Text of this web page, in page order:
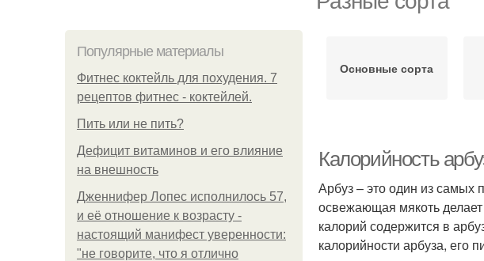
Популярные материалы
Фитнес коктейль для похудения. 7
рецептов фитнес - коктейлей.
Пить или не пить?
Дефицит витаминов и его влияние
на внешность
Дженнифер Лопес исполнилось 57,
и её отношение к возрасту -
настоящий манифест уверенности:
"не говорите, что я отлично
Основные сорта
Калорийность
Арбуз – это один из самых
освежающая мякоть
калорий содержится в
калорийности арбуза, его